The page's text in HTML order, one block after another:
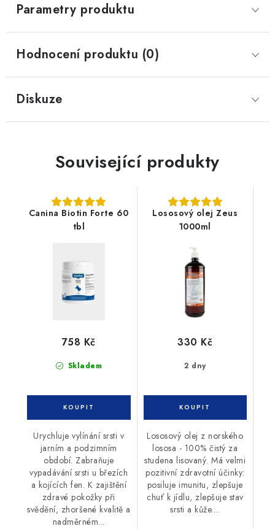
Parametry produktu
Hodnocení produktu (0)
Diskuze
Související produkty
Canina Biotin Forte 60
tbl
Skladem
758 Kč
Urychluje vylínání srsti v
jarním a podzimním
období. Zabraňuje
vypadávání srsti u březích
a kojících fen. K zajištění
zdravé pokožky při
svědění, zhoršené kvalitě a
nadměrném...
Lososový olej Zeus
1000ml
2 dny
330 Kč
Lososový olej z norského
lososa - 100% čistý za
studena lisovaný. Má velmi
pozitivní zdravotní účinky:
posiluje imunitu, zlepšuje
chuť k jídlu, zlepšuje stav
srsti a kůže....